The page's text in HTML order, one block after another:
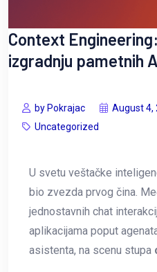
Context
izgradnju pametnih
by Pokrajac August 4,
Uncategorized
U svetu veštačke
bio zvezda prvog čina.
jednostavnih chat
aplikacijama poput
asistenta, na scenu stupa